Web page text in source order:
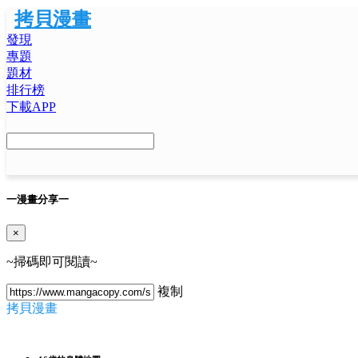
拷貝漫畫
發現
專題
題材
排行榜
下載APP
一漫畫分享一
×
~掃碼即可閱讀~
複制
拷貝漫畫